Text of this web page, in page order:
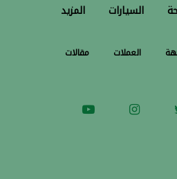
السيارات المزيد
العملات مقالات